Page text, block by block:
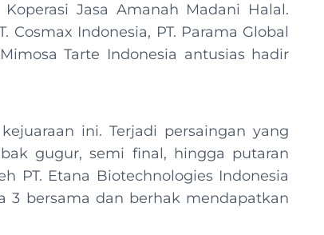
Jasa Amanah Madani Halal.
Indonesia, PT. Parama Global
Tarte Indonesia antusias hadir
ini. Terjadi persaingan yang
gugur, semi final, hingga putaran
PT. Etana Biotechnologies Indonesia
3 bersama dan berhak mendapatkan